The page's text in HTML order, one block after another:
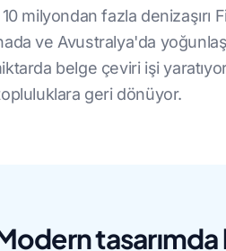
milyondan fazla denizaşırı
ve Avustralya'da
belge çeviri işi
geri dönüyor.
tasarımda